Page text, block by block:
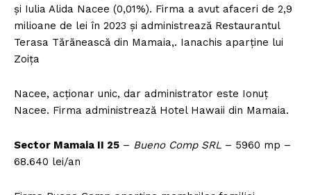
și Iulia Alida Nacee (0,01%). Firma a avut afaceri de 2,9
milioane de lei în 2023 și administrează Restaurantul
Terasa Tărănească din Mamaia,. Ianachis aparține lui
Zoița
Nacee, acționar unic, dar administrator este Ionuț
Nacee. Firma administrează Hotel Hawaii din Mamaia.
Sector Mamaia II 25 – Bueno Comp SRL – 5960 mp –
68.640 lei/an